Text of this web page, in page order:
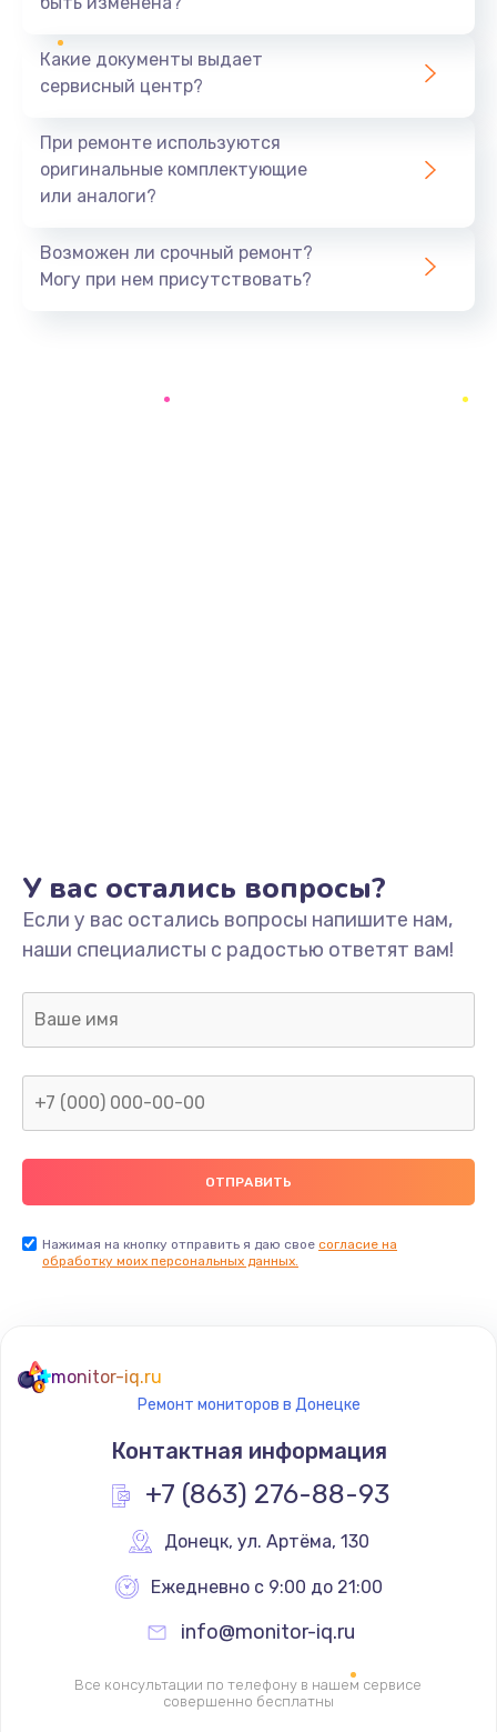
Замена микрофона
Замена звуковой карты
Заказать
Замена жесткого диска
660 руб.
Заказать
Ремонт цепей питания
2500 руб.
Заказать
Замена видеочипа
2500 руб.
Заказать
Настройка BIOS
1200 руб.
Какие документы выдает
сервисный центр?
При ремонте используются
оригинальные комплектующие
или аналоги?
Возможен ли срочный ремонт?
Могу при нем присутствовать?
У вас остались вопросы?
Если у вас остались вопросы напишите нам,
наши специалисты с радостью ответят вам!
Нажимая на кнопку отправить я даю свое согласие на
обработку моих персональных данных.
monitor-iq.ru
Ремонт мониторов в Донецке
Контактная информация
+7 (863) 276-88-93
Донецк, ул. Артёма, 130
Ежедневно с 9:00 до 21:00
info@monitor-iq.ru
Все консультации по телефону в нашем сервисе
совершенно бесплатны